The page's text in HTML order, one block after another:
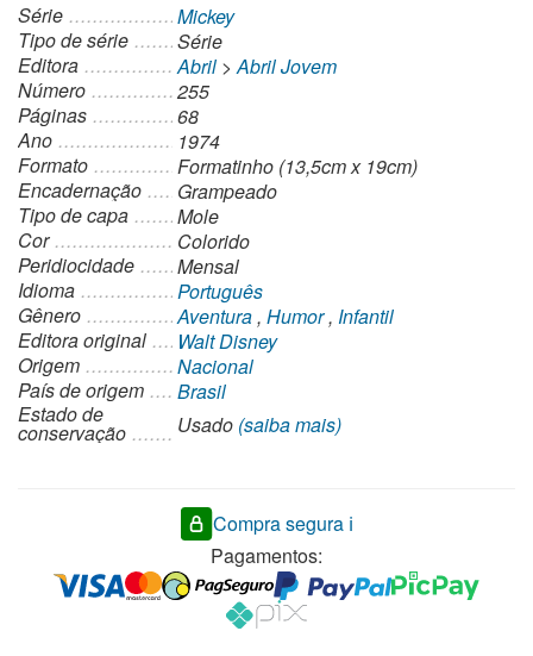
Série
Mickey
Tipo de série
Série
Editora
Abril >Abril Jovem
Número
255
Páginas
68
Ano
1974
Formato
Formatinho (13,5cm x 19cm)
Encadernação
Grampeado
Tipo de capa
Mole
Cor
Colorido
Peridiocidade
Mensal
Idioma
Português
Gênero
Aventura, Humor, Infantil
Editora original
Walt Disney
Origem
Nacional
País de origem
Brasil
Estado de
conservação Usado (saiba mais)
Compra segura ℹ️
Pagamentos: